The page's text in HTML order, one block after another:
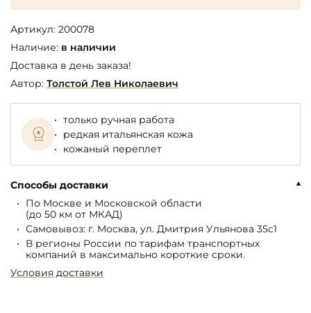
Артикул: 200078
Наличие: в наличии
Доставка в день заказа!
Автор: Толстой Лев Николаевич
только ручная работа
редкая итальянская кожа
кожаный переплет
Способы доставки
По Москве и Московской области
(до 50 км от МКАД)
Самовывоз: г. Москва, ул. Дмитрия Ульянова 35с1
В регионы России по тарифам транспортных
компаний в максимально короткие сроки.
Условия доставки